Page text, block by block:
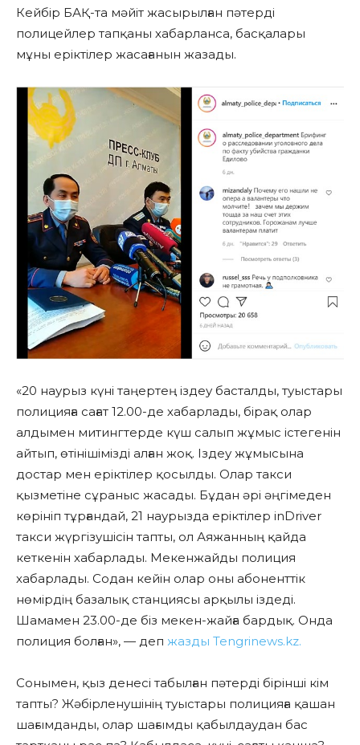
Кейбір БАҚ-та мәйіт жасырылған пәтерді
полицейлер тапқаны хабарланса, басқалары
мұны еріктілер жасағанын жазады.
«20 наурыз күні таңертең іздеу басталды, туыстары
полицияға сағат 12.00-де хабарлады, бірақ олар
алдымен митингтерде күш салып жұмыс істегенін
айтып, өтінішімізді алған жоқ. Іздеу жұмысына
достар мен еріктілер қосылды. Олар такси
қызметіне сұраныс жасады. Бұдан әрі әңгімеден
көрініп тұрғандай, 21 наурызда еріктілер inDriver
такси жүргізушісін тапты, ол Аяжанның қайда
кеткенін хабарлады. Мекенжайды полиция
хабарлады. Содан кейін олар оны абоненттік
нөмірдің базалық станциясы арқылы іздеді.
Шамамен 23.00-де біз мекен-жайға бардық. Онда
полиция болған», — деп жазды Tengrinews.kz.
Сонымен, қыз денесі табылған пәтерді бірінші кім
тапты? Жәбірленушінің туыстары полицияға қашан
шағымданды, олар шағымды қабылдаудан бас